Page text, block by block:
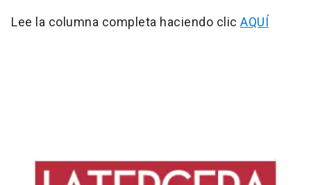
Lee la columna completa haciendo clic AQUÍ